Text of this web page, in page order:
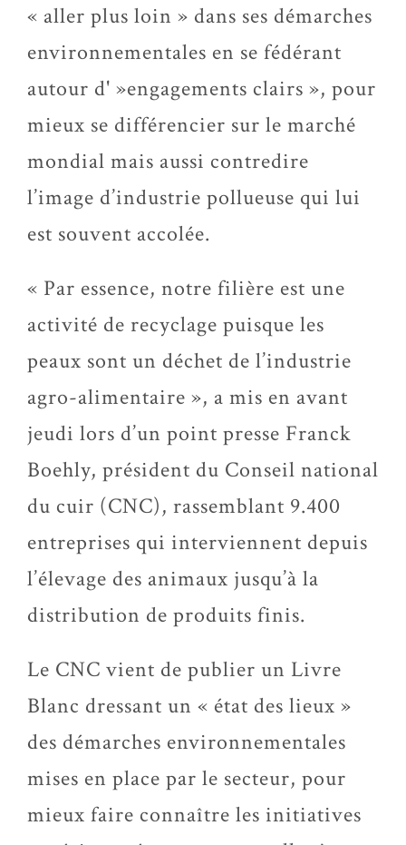
« aller plus loin » dans ses démarches
environnementales en se fédérant
autour d' »engagements clairs », pour
mieux se différencier sur le marché
mondial mais aussi contredire
l’image d’industrie pollueuse qui lui
est souvent accolée.
« Par essence, notre filière est une
activité de recyclage puisque les
peaux sont un déchet de l’industrie
agro-alimentaire », a mis en avant
jeudi lors d’un point presse Franck
Boehly, président du Conseil national
du cuir (CNC), rassemblant 9.400
entreprises qui interviennent depuis
l’élevage des animaux jusqu’à la
distribution de produits finis.
Le CNC vient de publier un Livre
Blanc dressant un « état des lieux »
des démarches environnementales
mises en place par le secteur, pour
mieux faire connaître les initiatives